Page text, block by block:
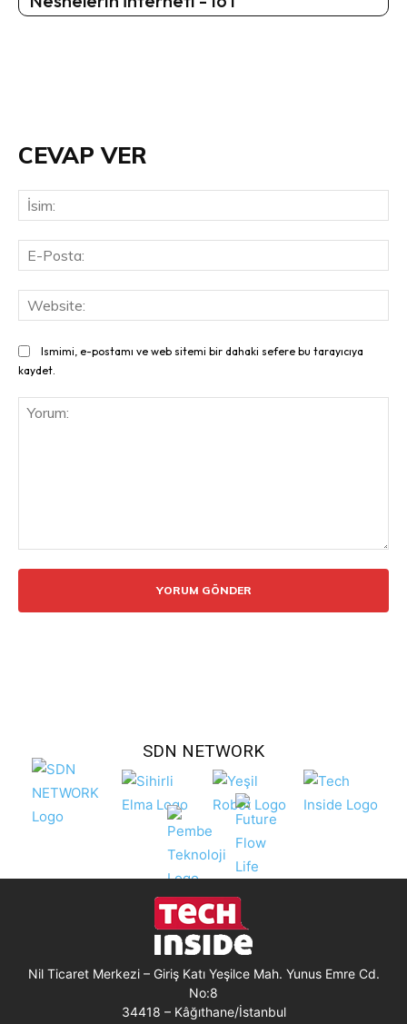
CEVAP VER
Ismimi, e-postamı ve web sitemi bir dahaki sefere bu tarayıcıya
kaydet.
SDN NETWORK
Nil Ticaret Merkezi – Giriş Katı Yeşilce Mah. Yunus Emre Cd.
No:8
34418 – Kâğıthane/İstanbul